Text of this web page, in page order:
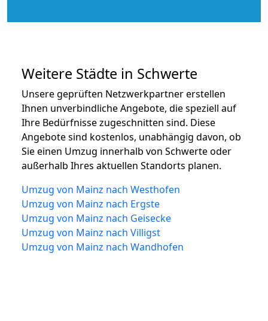
Weitere Städte in Schwerte
Unsere geprüften Netzwerkpartner erstellen
Ihnen unverbindliche Angebote, die speziell auf
Ihre Bedürfnisse zugeschnitten sind. Diese
Angebote sind kostenlos, unabhängig davon, ob
Sie einen Umzug innerhalb von Schwerte oder
außerhalb Ihres aktuellen Standorts planen.
Umzug von Mainz nach Westhofen
Umzug von Mainz nach Ergste
Umzug von Mainz nach Geisecke
Umzug von Mainz nach Villigst
Umzug von Mainz nach Wandhofen